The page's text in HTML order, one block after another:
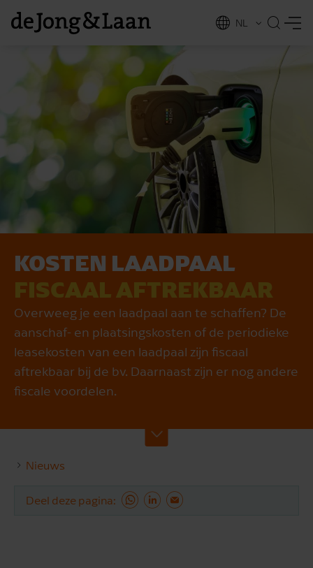
NL
KOSTEN LAADPAAL
FISCAAL AFTREKBAAR
Overweeg je een laadpaal aan te schaffen? De
aanschaf- en plaatsingskosten of de periodieke
leasekosten van een laadpaal zijn fiscaal
aftrekbaar bij de bv. Daarnaast zijn er nog andere
fiscale voordelen.
Nieuws
Deel deze pagina